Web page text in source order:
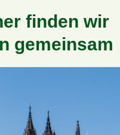
finden wir
gemeinsam